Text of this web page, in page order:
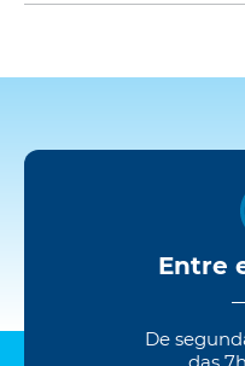
Entre
De